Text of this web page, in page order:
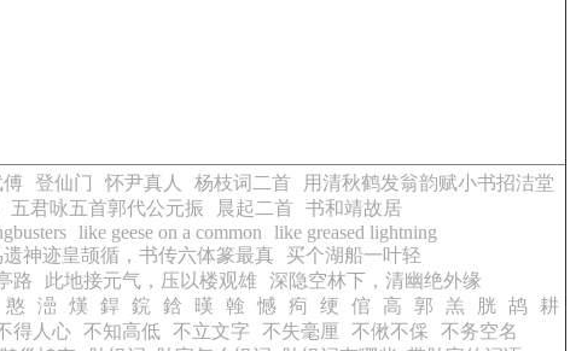
傅 登仙门 怀尹真人 杨枝词二首
用清秋鹤发翁韵赋小书招洁堂
五君咏五首郭代公元振 晨起二首
书和靖故居
like geese on a common
like greased lightning
遗神迹皇颉循，书传六体篆最真 买个湖船一叶轻
路 此地接元气，压以楼观雄 深隐空林下，清幽绝外缘
憨 澏 熯 銲 鋎 鋡 暵 螒 憾 痀 绠 倌 高 郭 羔 胱 鸪
耕
得人心 不知高低 不立文字 不失毫厘 不偢不倸
不务空名